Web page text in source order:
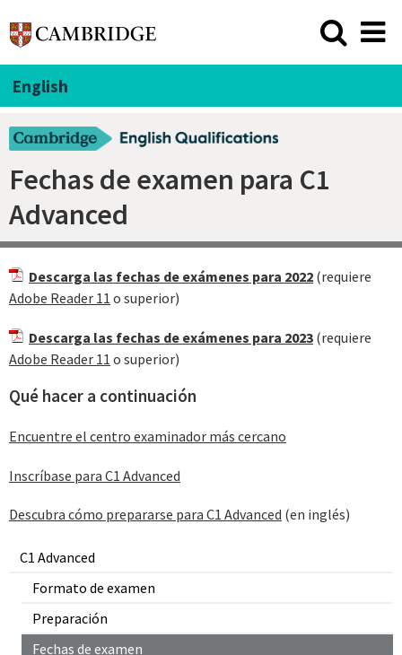
English
Fechas de examen para C1
Advanced
C1 Advanced
Formato de examen
Preparación
Fechas de examen
Descarga las fechas de exámenes para 2022 (requiere
Adobe Reader 11 o superior)
Descarga las fechas de exámenes para 2023 (requiere
Adobe Reader 11 o superior)
Qué hacer a continuación
Encuentre el centro examinador más cercano
Inscríbase para C1 Advanced
Descubra cómo prepararse para C1 Advanced (en inglés)